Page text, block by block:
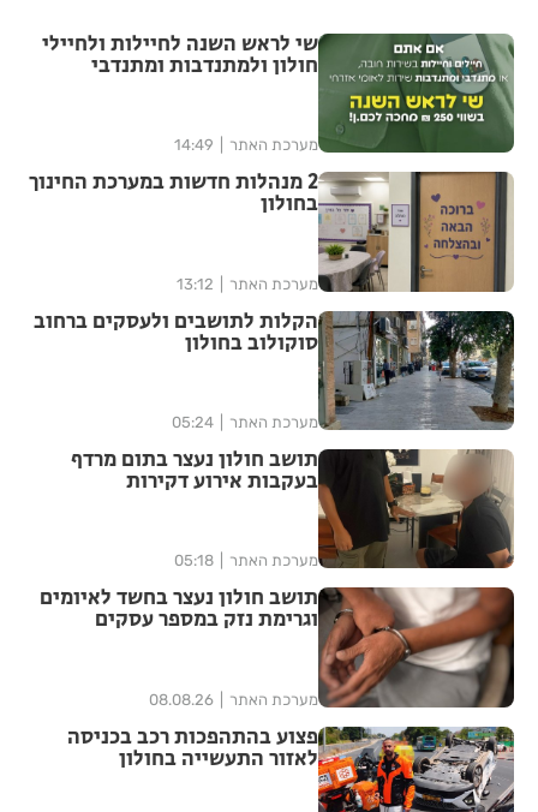
שי לראש השנה לחיילות ולחיילי
חולון ולמתנדבות ומתנדבי
מערכת האתר 14:49
2 מנהלות חדשות במערכת החינוך
בחולון
מערכת האתר 13:12
הקלות לתושבים ולעסקים ברחוב
סוקולוב בחולון
מערכת האתר 05:24
תושב חולון נעצר בתום מרדף
בעקבות אירוע דקירות
מערכת האתר 05:18
תושב חולון נעצר בחשד לאיומים
וגרימת נזק במספר עסקים
מערכת האתר 08.08.26
פצוע בהתהפכות רכב בכניסה
לאזור התעשייה בחולון